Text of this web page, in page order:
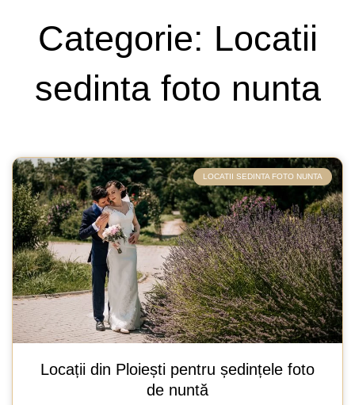
Categorie: Locatii
sedinta foto nunta
LOCATII SEDINTA FOTO NUNTA
Locații din Ploiești pentru ședințele foto
de nuntă